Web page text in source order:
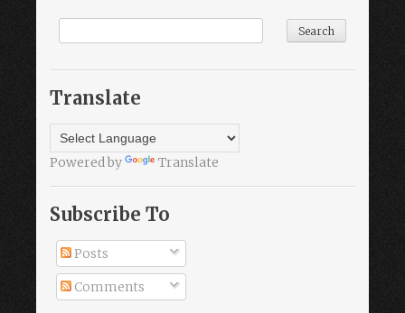
Translate
Powered by Translate
Subscribe To
Posts
Comments